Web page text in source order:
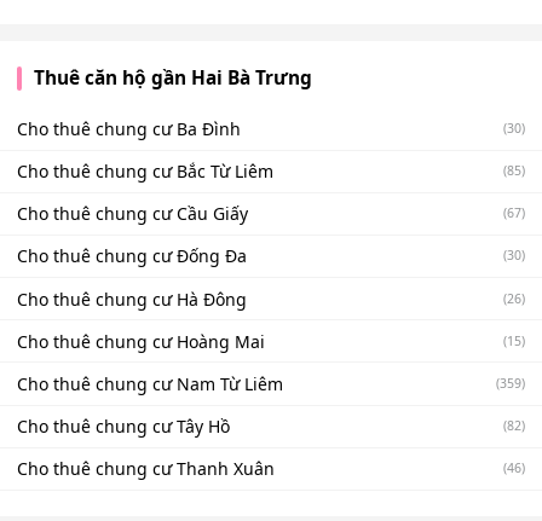
Thuê căn hộ gần Hai Bà Trưng
Cho thuê chung cư Ba Đình (30)
Cho thuê chung cư Bắc Từ Liêm (85)
Cho thuê chung cư Cầu Giấy (67)
Cho thuê chung cư Đống Đa (30)
Cho thuê chung cư Hà Đông (26)
Cho thuê chung cư Hoàng Mai (15)
Cho thuê chung cư Nam Từ Liêm (359)
Cho thuê chung cư Tây Hồ (82)
Cho thuê chung cư Thanh Xuân (46)